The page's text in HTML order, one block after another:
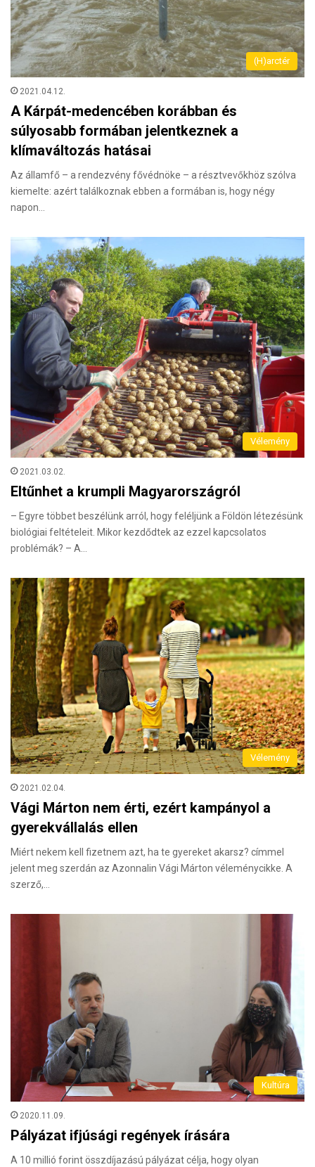
(H)arctér
2021.04.12.
A Kárpát-medencében korábban és
súlyosabb formában jelentkeznek a
klímaváltozás hatásai
Az államfő – a rendezvény fővédnöke – a résztvevőkhöz szólva
kiemelte: azért találkoznak ebben a formában is, hogy négy
napon…
Vélemény
2021.03.02.
Eltűnhet a krumpli Magyarországról
– Egyre többet beszélünk arról, hogy feléljünk a Földön létezésünk
biológiai feltételeit. Mikor kezdődtek az ezzel kapcsolatos
problémák? – A…
Vélemény
2021.02.04.
Vági Márton nem érti, ezért kampányol a
gyerekvállalás ellen
Miért nekem kell fizetnem azt, ha te gyereket akarsz? címmel
jelent meg szerdán az Azonnalin Vági Márton véleménycikke. A
szerző,…
Kultúra
2020.11.09.
Pályázat ifjúsági regények írására
A 10 millió forint összdíjazású pályázat célja, hogy olyan